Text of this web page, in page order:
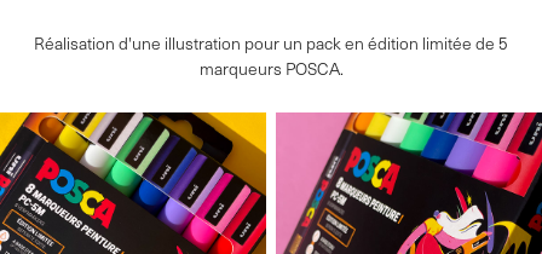
Réalisation d'une illustration pour un pack en édition limitée de 5
marqueurs POSCA.